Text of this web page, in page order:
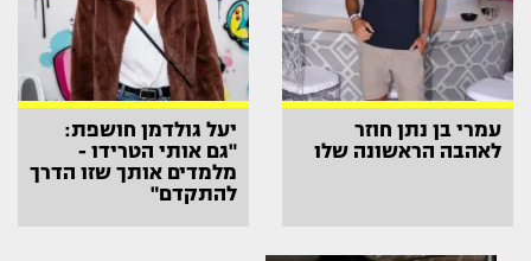
עמרי בן נתן חוזר
לאהבה הראשונה שלו
יעל גולדמן חושפת:
"גם אותי הטרידו -
מלמדים אותך שזו הדרך
להתקדם"